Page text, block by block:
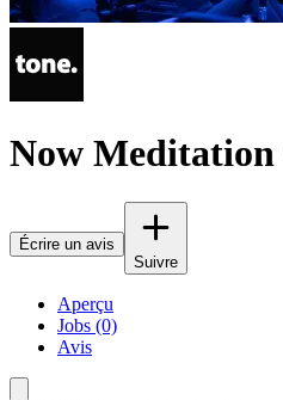
Now
Écrire un avis
Suivre
Aperçu
Jobs (0)
Avis